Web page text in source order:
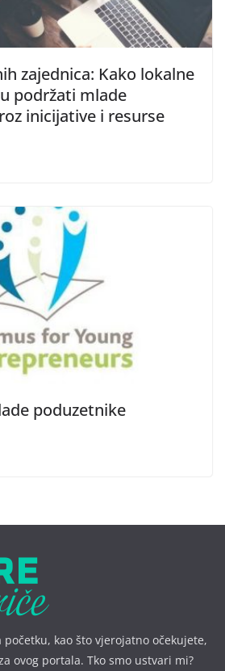
zajednica: Kako lokalne
podržati mlade
inicijative i resurse
poduzetnike
kao što vjerojatno očekujete,
ovog portala. Tko smo ustvari mi?